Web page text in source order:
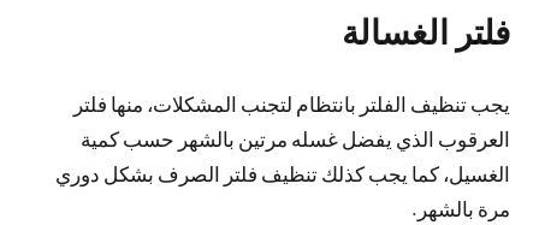
فلتر الغسالة
يجب تنظيف الفلتر بانتظام لتجنب المشكلات، منها فلتر
العرقوب الذي يفضل غسله مرتين بالشهر حسب كمية
الغسيل، كما يجب كذلك تنظيف فلتر الصرف بشكل دوري
مرة بالشهر.